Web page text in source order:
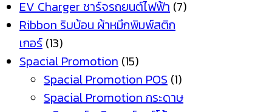
EV Charger ชาร์จรถยนต์ไฟฟ้า (7)
Ribbon ริบบ้อน ผ้าหมึกพิมพ์สติก
เกอร์ (13)
Spacial Promotion (15)
Spacial Promotion POS (1)
Spacial Promotion กระดาษ